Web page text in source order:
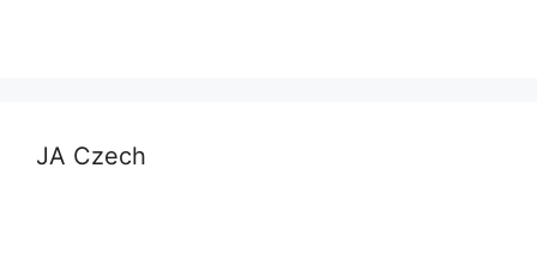
JA Czech